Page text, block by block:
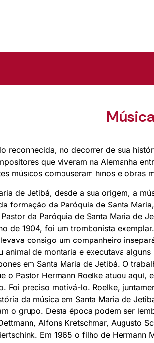
Música
reconhecida, no decorrer de sua
que viveram na Alemanha
músicos compuseram hinos e obras
de Jetibá, desde a sua origem, a
formação da Paróquia de Santa
da Paróquia de Santa Maria de
de 1904, foi um trombonista
consigo um companheiro
animal de montaria e executava
em Santa Maria de Jetibá. O
o Pastor Hermann Roelke atuou aqui,
Foi preciso motivá-lo. Roelke,
da música em Santa Maria de
o grupo. Desta época podem ser
Alfons Kretschmar, Augusto
Em 1965 o filho de Hermann